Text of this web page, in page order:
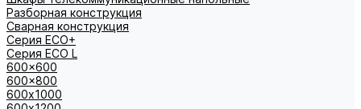
Разборная конструкция
Сварная конструкция
Серия ECO+
Серия ECO L
600x600
600x800
600х1000